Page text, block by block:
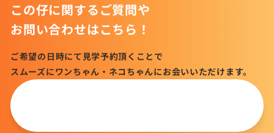
この仔に関するご質問や
お問い合わせはこちら！
ご希望の日時にて見学予約頂くことで
スムーズにワンちゃん・ネコちゃんにお会いいただけます。